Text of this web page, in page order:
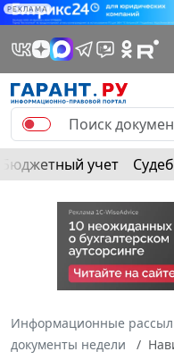
РЕКЛАМА
Бюджетный учет
Информационные
документы недели